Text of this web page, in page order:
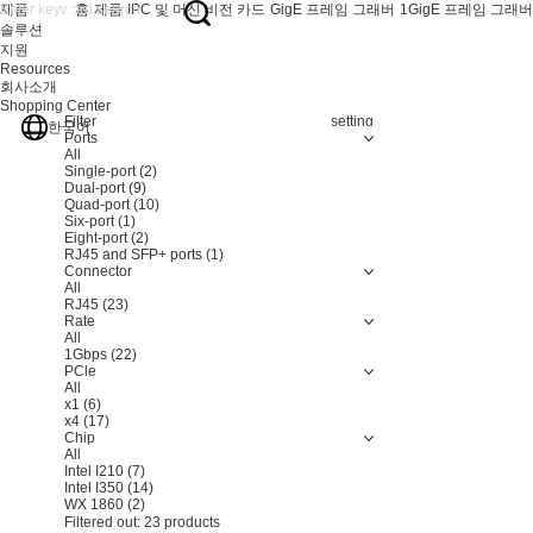
제품
솔루션
지원
Resources
회사소개
Shopping Center
한국어
홈 제품 IPC 및 머신 비전 카드 GigE 프레임 그래버 1GigE 프레임 그래버
Filter
Resetting
Ports
All
Single-port (2)
Dual-port (9)
Quad-port (10)
Six-port (1)
Eight-port (2)
RJ45 and SFP+ ports (1)
Connector
All
RJ45 (23)
Rate
All
1Gbps (22)
PCle
All
x1 (6)
x4 (17)
Chip
All
Intel I210 (7)
Intel I350 (14)
WX 1860 (2)
Filtered out: 23 products